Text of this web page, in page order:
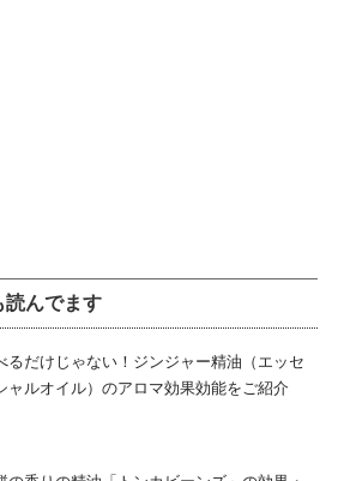
読んでます
るだけじゃない！ジンジャー精油（エッセ
ャルオイル）のアロマ効果効能をご紹介